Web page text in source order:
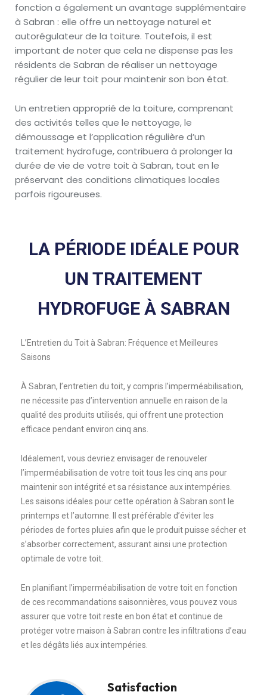
fonction a également un avantage supplémentaire
à Sabran : elle offre un nettoyage naturel et
autorégulateur de la toiture. Toutefois, il est
important de noter que cela ne dispense pas les
résidents de Sabran de réaliser un nettoyage
régulier de leur toit pour maintenir son bon état.
Un entretien approprié de la toiture, comprenant
des activités telles que le nettoyage, le
démoussage et l’application régulière d’un
traitement hydrofuge, contribuera à prolonger la
durée de vie de votre toit à Sabran, tout en le
préservant des conditions climatiques locales
parfois rigoureuses.
LA PÉRIODE IDÉALE POUR
UN TRAITEMENT
HYDROFUGE À SABRAN
L’Entretien du Toit à Sabran: Fréquence et Meilleures
Saisons
À Sabran, l’entretien du toit, y compris l’imperméabilisation,
ne nécessite pas d’intervention annuelle en raison de la
qualité des produits utilisés, qui offrent une protection
efficace pendant environ cinq ans.
Idéalement, vous devriez envisager de renouveler
l’imperméabilisation de votre toit tous les cinq ans pour
maintenir son intégrité et sa résistance aux intempéries.
Les saisons idéales pour cette opération à Sabran sont le
printemps et l’automne. Il est préférable d’éviter les
périodes de fortes pluies afin que le produit puisse sécher et
s’absorber correctement, assurant ainsi une protection
optimale de votre toit.
En planifiant l’imperméabilisation de votre toit en fonction
de ces recommandations saisonnières, vous pouvez vous
assurer que votre toit reste en bon état et continue de
protéger votre maison à Sabran contre les infiltrations d’eau
et les dégâts liés aux intempéries.
Satisfaction